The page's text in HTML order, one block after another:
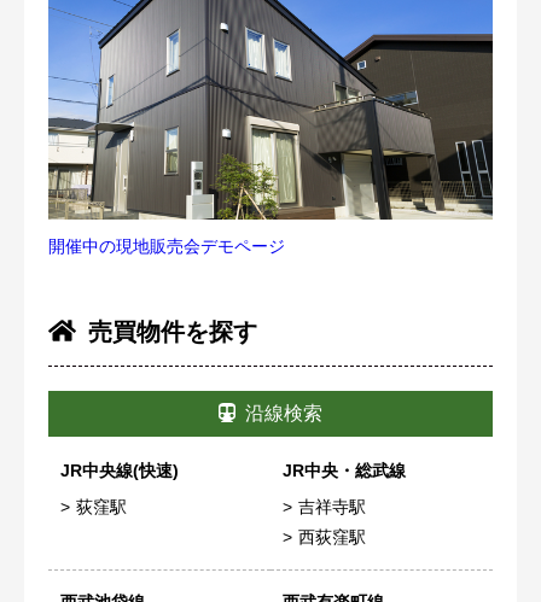
開催中の現地販売会デモページ
売買物件を探す
沿線検索
JR中央線(快速)
荻窪駅
JR中央・総武線
吉祥寺駅
西荻窪駅